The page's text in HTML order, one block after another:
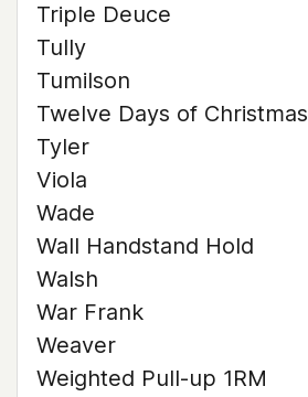
Triple Deuce
Tully
Tumilson
Twelve Days of Christmas
Tyler
Viola
Wade
Wall Handstand Hold
Walsh
War Frank
Weaver
Weighted Pull-up 1RM